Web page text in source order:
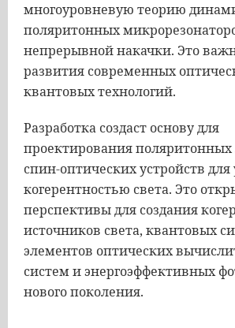
многоуровневую теорию
поляритонных
непрерывной накачки. Это
развития современных
квантовых технологий.
Разработка создаст основу для
проектирования поляритонных
спин-оптических устройств
когерентностью света. Это
перспективы для создания
источников света, квантовых
элементов оптических
систем и энергоэффективных
нового поколения.